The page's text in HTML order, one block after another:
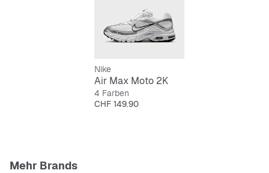
Stabilisierende Außensohle
Bequeme Schnürsenkel
Nike
Air Max Moto 2K
4 Farben
Preis
CHF 149.90
Mehr Brands